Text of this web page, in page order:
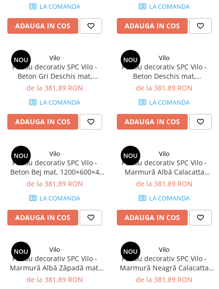
LA COMANDA
ADAUGA IN COS
LA COMANDA
ADAUGA IN COS
NOU Vilo
Panou decorativ SPC Vilo -
Beton Gri Deschis mat,
1200×600×4 mm, 2.88
de la 381,89 RON
LA COMANDA
ADAUGA IN COS
NOU Vilo
Panou decorativ SPC Vilo -
Beton Deschis mat,
1200×600×4 mm, 2.88
de la 381,89 RON
LA COMANDA
ADAUGA IN COS
NOU Vilo
Panou decorativ SPC Vilo -
Beton Bej mat, 1200×600×4
mm, 2.88 mp/cutie (4 panouri)
de la 381,89 RON
LA COMANDA
ADAUGA IN COS
NOU Vilo
Panou decorativ SPC Vilo -
Marmură Albă Calacatta
lucios, 1200×600×4 mm, 2.88
de la 381,89 RON
LA COMANDA
ADAUGA IN COS
NOU Vilo
Panou decorativ SPC Vilo -
Marmură Albă Zăpadă mat,
1200×600×4 mm, 2.88
de la 381,89 RON
NOU Vilo
Panou decorativ SPC Vilo -
Marmură Neagră Calacatta
lucios, 1200×600×4 mm, 2.88
de la 381,89 RON